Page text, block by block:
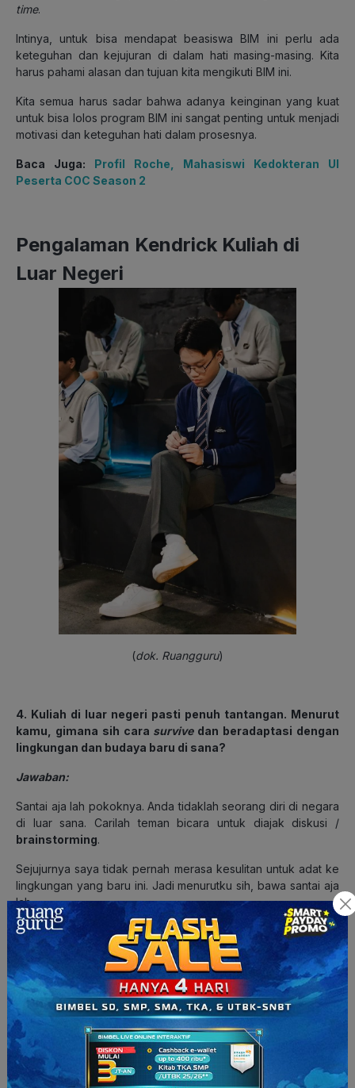
time.
Intinya, untuk bisa mendapat beasiswa BIM ini perlu ada
keteguhan dan kejujuran di dalam hati masing-masing. Kita
harus pahami alasan dan tujuan kita mengikuti BIM ini.
Kita semua harus sadar bahwa adanya keinginan yang kuat
untuk bisa lolos program BIM ini sangat penting untuk menjadi
motivasi dan keteguhan hati dalam prosesnya.
Baca Juga: Profil Roche, Mahasiswi Kedokteran UI
Peserta COC Season 2
Pengalaman Kendrick Kuliah di
Luar Negeri
(dok. Ruangguru)
4. Kuliah di luar negeri pasti penuh tantangan. Menurut
kamu, gimana sih cara survivedan beradaptasi dengan
lingkungan dan budaya baru di sana?
Jawaban:
Santai aja lah pokoknya. Anda tidaklah seorang diri di negara
di luar sana. Carilah teman bicara untuk diajak diskusi /
brainstorming.
Sejujurnya saya tidak pernah merasa kesulitan untuk adat ke
lingkungan yang baru ini. Jadi menurutku sih, bawa santai aja
lah.
5. Apa sih hal yang paling berat saat kuliah di luar
negeri? Misalnya, perasaan saat jauh dari keluarga dan
teman-teman di Indonesia?
Jawaban:
Dulu saat saya pertama kali masuk ke NTU, hal yang pertama
kali mengganggu saya adalah seberapabeda kurikulum